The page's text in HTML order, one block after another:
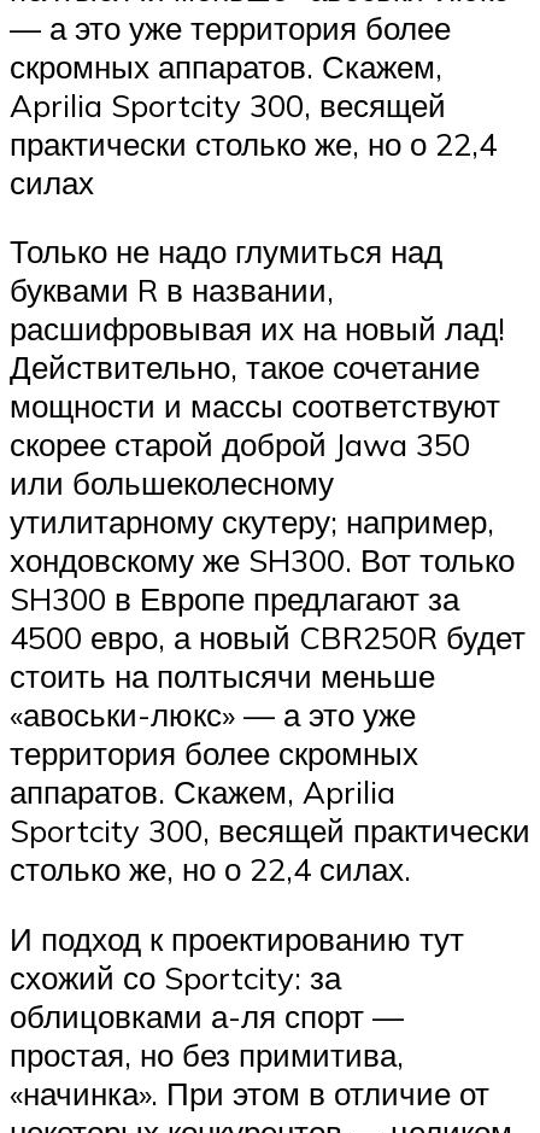
— а это уже территория более
скромных аппаратов. Скажем,
Aprilia Sportcity 300, весящей
практически столько же, но о 22,4
силах
Только не надо глумиться над
буквами R в названии,
расшифровывая их на новый лад!
Действительно, такое сочетание
мощности и массы соответствуют
скорее старой доброй Jawa 350
или большеколесному
утилитарному скутеру; например,
хондовскому же SH300. Вот только
SH300 в Европе предлагают за
4500 евро, а новый CBR250R будет
стоить на полтысячи меньше
«авоськи-люкс» — а это уже
территория более скромных
аппаратов. Скажем, Aprilia
Sportcity 300, весящей практически
столько же, но о 22,4 силах.
И подход к проектированию тут
схожий со Sportcity: за
облицовками а-ля спорт —
простая, но без примитива,
«начинка». При этом в отличие от